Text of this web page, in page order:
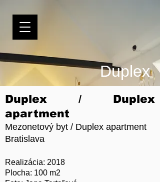
Duplex
Duplex / Duplex
apartment
Mezonetový byt / Duplex apartment
Bratislava
Realizácia: 2018
Plocha: 100 m2